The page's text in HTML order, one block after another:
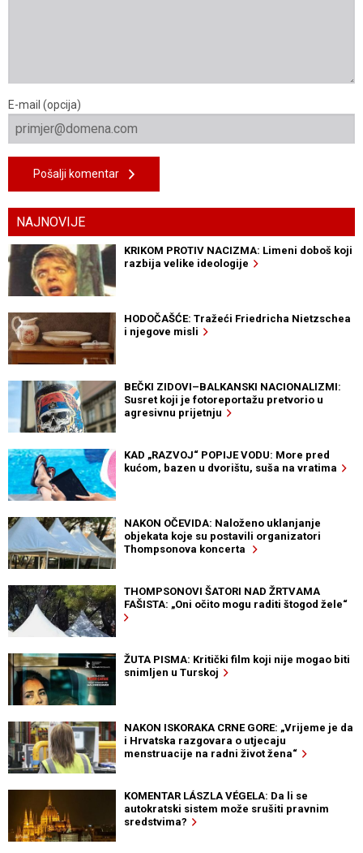
E-mail (opcija)
Pošalji komentar
NAJNOVIJE
KRIKOM PROTIV NACIZMA: Limeni doboš koji
razbija velike ideologije
HODOČAŠĆE: Tražeći Friedricha Nietzschea
i njegove misli
BEČKI ZIDOVI–BALKANSKI NACIONALIZMI:
Susret koji je fotoreportažu pretvorio u
agresivnu prijetnju
KAD „RAZVOJ“ POPIJE VODU: More pred
kućom, bazen u dvorištu, suša na vratima
NAKON OČEVIDA: Naloženo uklanjanje
objekata koje su postavili organizatori
Thompsonova koncerta
THOMPSONOVI ŠATORI NAD ŽRTVAMA
FAŠISTA: „Oni očito mogu raditi štogod žele“
ŽUTA PISMA: Kritički film koji nije mogao biti
snimljen u Turskoj
NAKON ISKORAKA CRNE GORE: „Vrijeme je da
i Hrvatska razgovara o utjecaju
menstruacije na radni život žena“
KOMENTAR LÁSZLA VÉGELA: Da li se
autokratski sistem može srušiti pravnim
sredstvima?